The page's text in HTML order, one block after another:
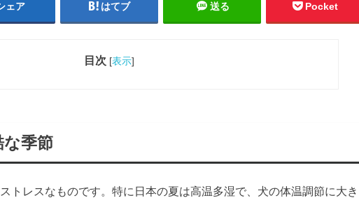
ェア はてブ 送る Pocket
目次 [表示]
季節
トレスなものです。特に日本の夏は高温多湿で、犬の体温調節に大き